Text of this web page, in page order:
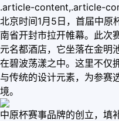
.article-content,.article-
北京时间1月5日，首届中原
南省开封市拉开帷幕。此次
元名都酒店，它坐落在金明
在碧波荡漾之中。这里不仅
与传统的设计元素，为参赛
境。
中原杯赛事品牌的创立，填